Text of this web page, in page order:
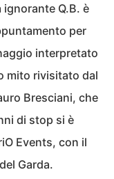
Q.B. è
per
interpretato
mito rivisitato dal
Bresciani, che
di stop si è
Events, con il
Garda.